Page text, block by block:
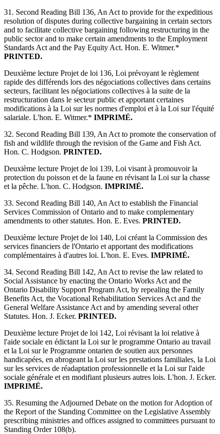
31. Second Reading Bill 136, An Act to provide for the expeditious
resolution of disputes during collective bargaining in certain sectors
and to facilitate collective bargaining following restructuring in the
public sector and to make certain amendments to the Employment
Standards Act and the Pay Equity Act. Hon. E. Witmer.*
PRINTED.
Deuxième lecture Projet de loi 136, Loi prévoyant le règlement
rapide des différends lors des négociations collectives dans certains
secteurs, facilitant les négociations collectives à la suite de la
restructuration dans le secteur public et apportant certaines
modifications à la Loi sur les normes d'emploi et à la Loi sur l'équité
salariale. L'hon. E. Witmer.* IMPRIMÉ.
32. Second Reading Bill 139, An Act to promote the conservation of
fish and wildlife through the revision of the Game and Fish Act.
Hon. C. Hodgson. PRINTED.
Deuxième lecture Projet de loi 139, Loi visant à promouvoir la
protection du poisson et de la faune en révisant la Loi sur la chasse
et la pêche. L'hon. C. Hodgson. IMPRIMÉ.
33. Second Reading Bill 140, An Act to establish the Financial
Services Commission of Ontario and to make complementary
amendments to other statutes. Hon. E. Eves. PRINTED.
Deuxième lecture Projet de loi 140, Loi créant la Commission des
services financiers de l'Ontario et apportant des modifications
complémentaires à d'autres loi. L'hon. E. Eves. IMPRIMÉ.
34. Second Reading Bill 142, An Act to revise the law related to
Social Assistance by enacting the Ontario Works Act and the
Ontario Disability Support Program Act, by repealing the Family
Benefits Act, the Vocational Rehabilitation Services Act and the
General Welfare Assistance Act and by amending several other
Statutes. Hon. J. Ecker. PRINTED.
Deuxième lecture Projet de loi 142, Loi révisant la loi relative à
l'aide sociale en édictant la Loi sur le programme Ontario au travail
et la Loi sur le Programme ontarien de soutien aux personnes
handicapées, en abrogeant la Loi sur les prestations familiales, la Loi
sur les services de réadaptation professionnelle et la Loi sur l'aide
sociale générale et en modifiant plusieurs autres lois. L'hon. J. Ecker.
IMPRIMÉ.
35. Resuming the Adjourned Debate on the motion for Adoption of
the Report of the Standing Committee on the Legislative Assembly
prescribing ministries and offices assigned to committees pursuant to
Standing Order 108(b).